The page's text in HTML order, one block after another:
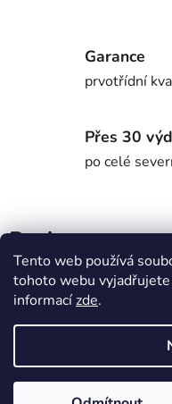
Tento web používá
tohoto webu
informacízde.
Garance
prvotřídní
Přes 30
po celé
Popis
Parametry